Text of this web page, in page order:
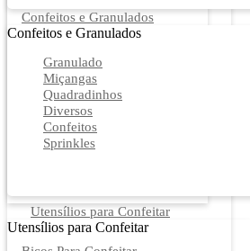
Confeitos e Granulados
Confeitos e Granulados
Granulado
Miçangas
Quadradinhos
Diversos
Confeitos
Sprinkles
Utensílios para Confeitar
Utensílios para Confeitar